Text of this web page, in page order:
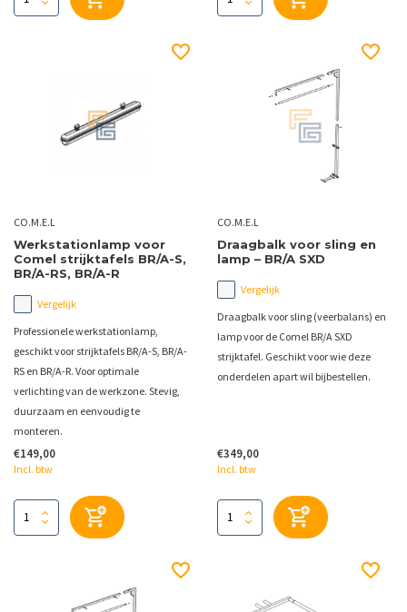
CO.M.E.L
Werkstationlamp voor
Comel strijktafels BR/A-S,
BR/A-RS, BR/A-R
Vergelijk
Professionele werkstationlamp,
geschikt voor strijktafels BR/A-S, BR/A-
RS en BR/A-R. Voor optimale
verlichting van de werkzone. Stevig,
duurzaam en eenvoudig te
monteren.
€149,00
Incl. btw
CO.M.E.L
Draagbalk voor sling en
lamp – BR/A SXD
Vergelijk
Draagbalk voor sling (veerbalans) en
lamp voor de Comel BR/A SXD
strijktafel. Geschikt voor wie deze
onderdelen apart wil bijbestellen.
€349,00
Incl. btw